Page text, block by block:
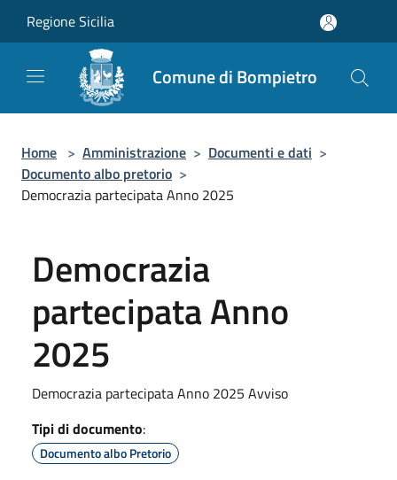
Regione Sicilia
Comune di Bompietro
Home > Amministrazione > Documenti e dati >
Documento albo pretorio >
Democrazia partecipata Anno 2025
Democrazia
partecipata Anno
2025
Democrazia partecipata Anno 2025 Avviso
Tipi di documento:
Documento albo Pretorio